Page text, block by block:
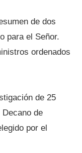
de dos
para el Señor.
ordenados
de 25
de
por el